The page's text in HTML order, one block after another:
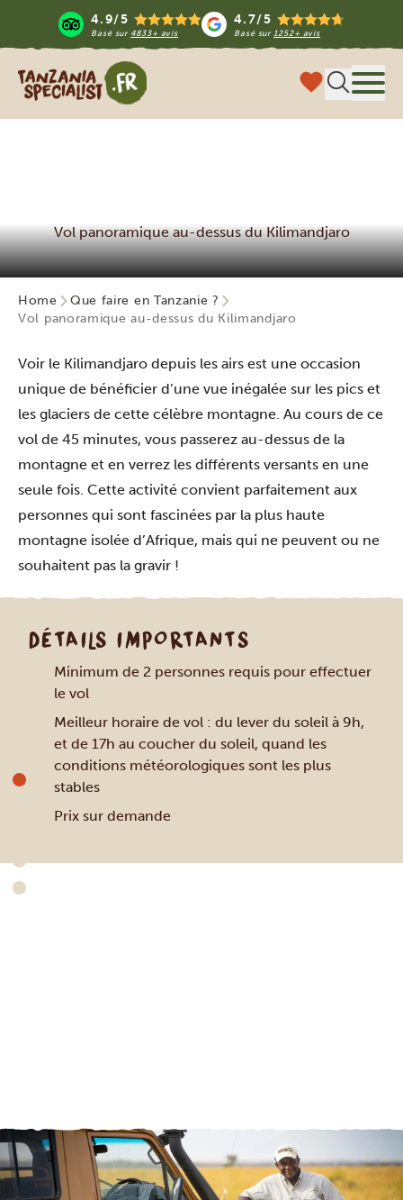
4.9/5
Basé sur 4833+ avis
4.7/5
Basé sur1252+ avis
Tanzania Specialist
Vol panoramique au-dessus du Kilimandjaro
Home
Que faire en Tanzanie ?
Vol panoramique au-dessus du Kilimandjaro
Voir le Kilimandjaro depuis les airs est une occasion
unique de bénéficier d’une vue inégalée sur les pics et
les glaciers de cette célèbre montagne. Au cours de ce
vol de 45 minutes, vous passerez au-dessus de la
montagne et en verrez les différents versants en une
seule fois. Cette activité convient parfaitement aux
personnes qui sont fascinées par la plus haute
montagne isolée d’Afrique, mais qui ne peuvent ou ne
souhaitent pas la gravir !
DÉTAILS IMPORTANTS
Minimum de 2 personnes requis pour effectuer
le vol
Meilleur horaire de vol : du lever du soleil à 9h,
et de 17h au coucher du soleil, quand les
conditions météorologiques sont les plus
stables
Prix sur demande